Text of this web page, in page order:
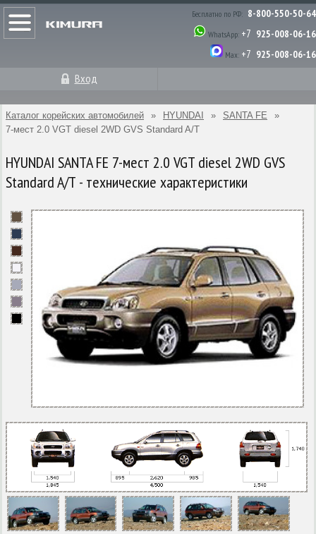
Бесплатно по РФ: 8-800-550-50-64
WhatsApp: +7 925-008-06-16
Max: +7 925-008-06-16
Вход
Каталог корейских автомобилей » HYUNDAI » SANTA FE
»
7-мест 2.0 VGT diesel 2WD GVS Standard A/T
HYUNDAI SANTA FE 7-мест 2.0 VGT diesel 2WD GVS
Standard A/T - технические характеристики